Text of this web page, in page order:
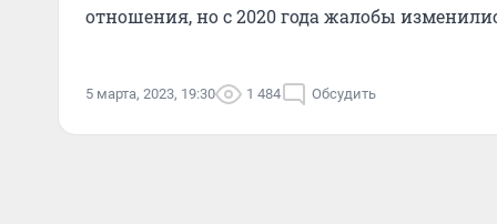
отношения, но с 2020 года жалобы
5 марта, 2023, 19:30 1 484 Обсудить